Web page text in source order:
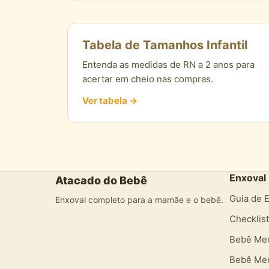
Tabela de Tamanhos Infantil
Entenda as medidas de RN a 2 anos para
acertar em cheio nas compras.
Ver tabela →
Atacado do Bebê
Enxoval completo para a mamãe e o bebê.
Enxoval
Guia de
Bebê
Bebê